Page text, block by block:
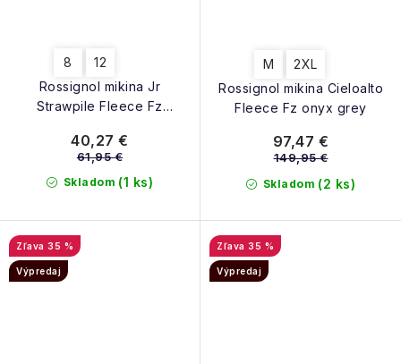
Rossignol mikina Jr
Strawpile Fleece Fz
8 12
Skladom (1 ks)
40,27 €
61,95 €
Rossignol mikina Cieloalto
Fleece Fz onyx grey
M 2XL
Skladom (2 ks)
97,47 €
149,95 €
35 %
Výpredaj
35 %
Výpredaj